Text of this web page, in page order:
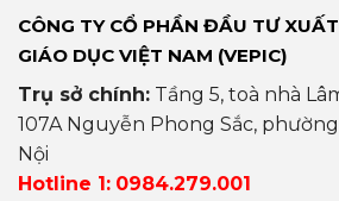
CÔNG TY CỔ PHẦN ĐẦU TƯ
GIÁO DỤC VIỆT NAM (VEPIC)
Trụ sở chính: Tầng 5, toà nhà
107A Nguyễn Phong Sắc, phường
Nội
Hotline 1: 0984.279.001